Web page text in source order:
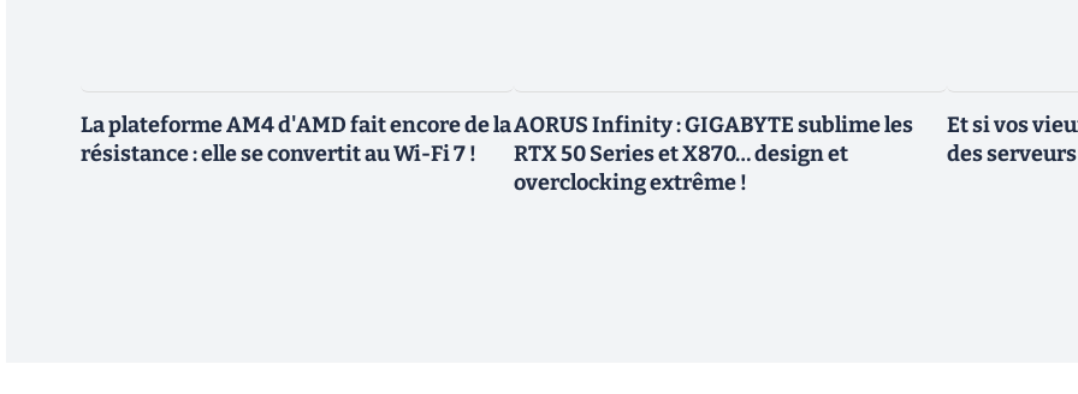
La plateforme AM4 d'AMD fait encore de la
résistance : elle se convertit au Wi-Fi 7 !
AORUS Infinity : GIGABYTE sublime les
RTX 50 Series et X870… design et
overclocking extrême !
Et si vos
des